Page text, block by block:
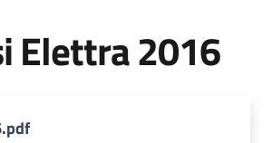
Elettra 2016